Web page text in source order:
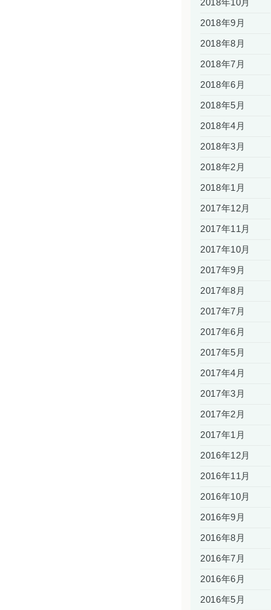
2018年10月
2018年9月
2018年8月
2018年7月
2018年6月
2018年5月
2018年4月
2018年3月
2018年2月
2018年1月
2017年12月
2017年11月
2017年10月
2017年9月
2017年8月
2017年7月
2017年6月
2017年5月
2017年4月
2017年3月
2017年2月
2017年1月
2016年12月
2016年11月
2016年10月
2016年9月
2016年8月
2016年7月
2016年6月
2016年5月